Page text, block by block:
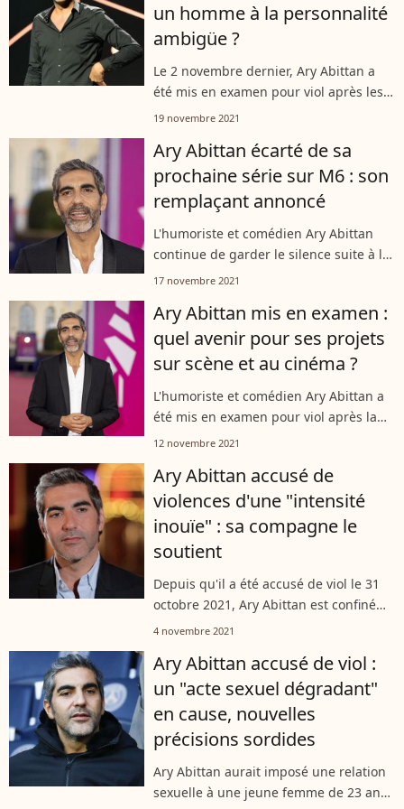
un homme à la personnalité
ambigüe ?
Le 2 novembre dernier, Ary Abittan a
été mis en examen pour viol après les
accusations d'une jeune femme et
Aujourd'hui, "Le Parisien" s'intéresse
plus...
19 novembre 2021
Ary Abittan écarté de sa
prochaine série sur M6 : son
remplaçant annoncé
L'humoriste et comédien Ary Abittan
continue de garder le silence suite à la
plainte pour viol déposée contre lui par
entretenait une liaison. L'artiste,...
17 novembre 2021
Ary Abittan mis en examen :
quel avenir pour ses projets
sur scène et au cinéma ?
L'humoriste et comédien Ary Abittan a
été mis en examen pour viol après la
plainte d'une jeune femme avec
intime. Depuis, il se fait discret alors...
12 novembre 2021
Ary Abittan accusé de
violences d'une "intensité
inouïe" : sa compagne le
soutient
Depuis qu'il a été accusé de viol le 31
octobre 2021, Ary Abittan est confiné
avec sa famille, alors que de nouveaux
L'émission "Touche pas à...
4 novembre 2021
Ary Abittan accusé de viol :
un "acte sexuel dégradant"
en cause, nouvelles
précisions sordides
Ary Abittan aurait imposé une relation
sexuelle à une jeune femme de 23 ans